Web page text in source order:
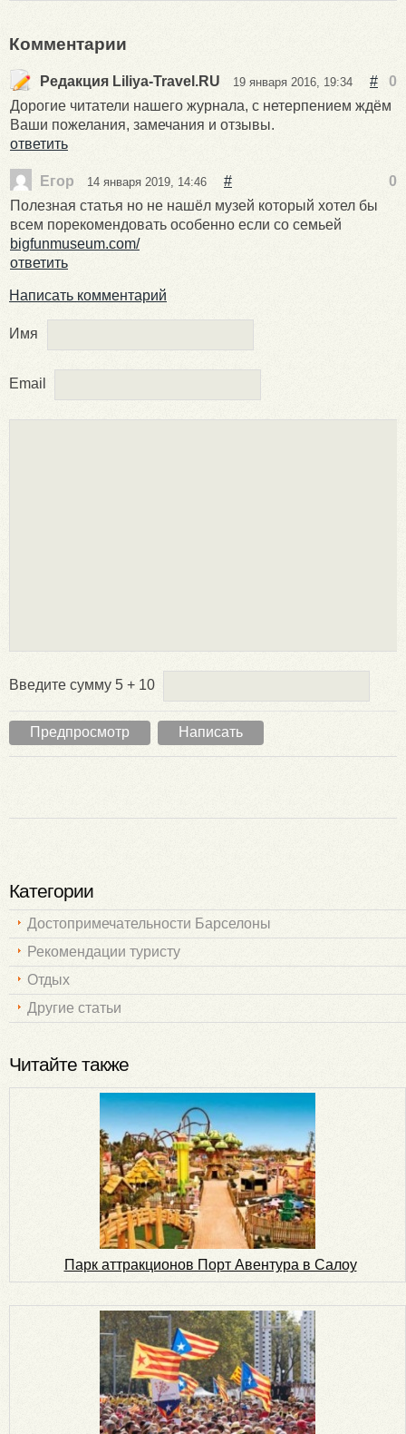
Комментарии
Редакция Liliya-Travel.RU 19 января 2016, 19:34 #
0
Дорогие читатели нашего журнала, с нетерпением ждём
Ваши пожелания, замечания и отзывы.
ответить
Егор 14 января 2019, 14:46 #
0
Полезная статья но не нашёл музей который хотел бы
всем порекомендовать особенно если со семьей
bigfunmuseum.com/
ответить
Написать комментарий
Имя
Email
Введите сумму 5 + 10
Категории
Достопримечательности Барселоны
Рекомендации туристу
Отдых
Другие статьи
Читайте также
Парк аттракционов Порт Авентура в Салоу